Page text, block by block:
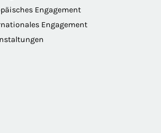
Engagement
Engagement